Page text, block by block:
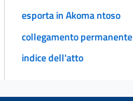
esporta in Akoma ntoso
collegamento permanente
indice dell'atto